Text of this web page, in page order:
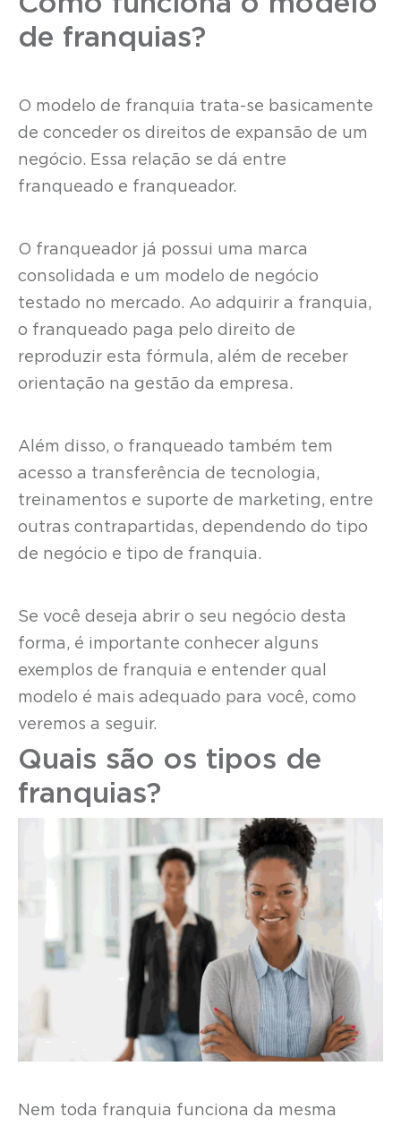
de franquias?
O modelo de franquia trata-se basicamente
de conceder os direitos de expansão de um
negócio. Essa relação se dá entre
franqueado e franqueador.
O franqueador já possui uma marca
consolidada e um modelo de negócio
testado no mercado. Ao adquirir a franquia,
o franqueado paga pelo direito de
reproduzir esta fórmula, além de receber
orientação na gestão da empresa.
Além disso, o franqueado também tem
acesso a transferência de tecnologia,
treinamentos e suporte de marketing, entre
outras contrapartidas, dependendo do tipo
de negócio e tipo de franquia.
Se você deseja abrir o seu negócio desta
forma, é importante conhecer alguns
exemplos de franquia e entender qual
modelo é mais adequado para você, como
veremos a seguir.
Quais são os tipos de
franquias?
Nem toda franquia funciona da mesma